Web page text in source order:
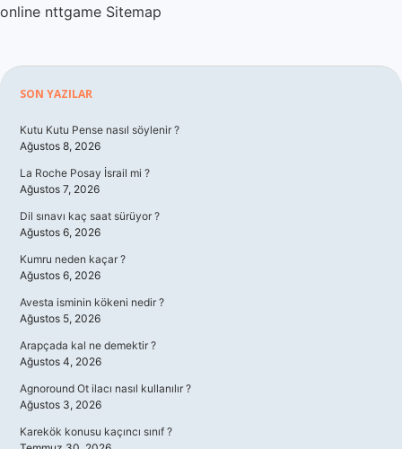
online nttgame Sitemap
Sidebar
SON YAZILAR
Kutu Kutu Pense nasıl söylenir ?
Ağustos 8, 2026
La Roche Posay İsrail mi ?
Ağustos 7, 2026
Dil sınavı kaç saat sürüyor ?
Ağustos 6, 2026
Kumru neden kaçar ?
Ağustos 6, 2026
Avesta isminin kökeni nedir ?
Ağustos 5, 2026
Arapçada kal ne demektir ?
Ağustos 4, 2026
Agnoround Ot ilacı nasıl kullanılır ?
Ağustos 3, 2026
Karekök konusu kaçıncı sınıf ?